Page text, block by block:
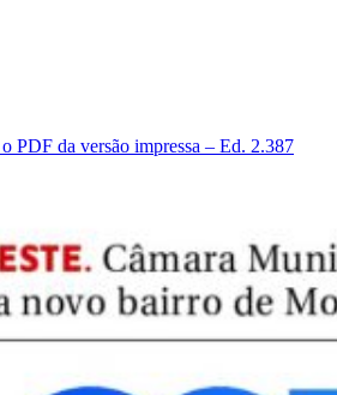
PDF da versão impressa – Ed. 2.387